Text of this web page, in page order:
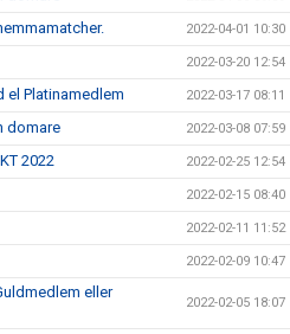
2022-04-01 10:30
2022-03-20 12:54
el Platinamedlem 2022-03-17 08:11
domare 2022-03-08 07:59
2022 2022-02-25 12:54
2022-02-15 08:40
2022-02-11 11:52
2022-02-09 10:47
eller
2022-02-05 18:07